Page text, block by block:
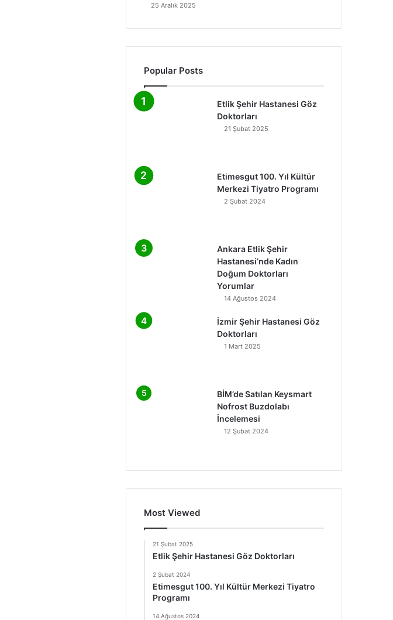
25 Aralık 2025
Popular Posts
Etlik Şehir Hastanesi Göz
Doktorları
21 Şubat 2025
Etimesgut 100. Yıl Kültür
Merkezi Tiyatro Programı
2 Şubat 2024
Ankara Etlik Şehir
Hastanesi’nde Kadın
Doğum Doktorları
Yorumlar
14 Ağustos 2024
İzmir Şehir Hastanesi Göz
Doktorları
1 Mart 2025
BİM’de Satılan Keysmart
Nofrost Buzdolabı
İncelemesi
12 Şubat 2024
Most Viewed
21 Şubat 2025
Etlik Şehir Hastanesi Göz Doktorları
2 Şubat 2024
Etimesgut 100. Yıl Kültür Merkezi Tiyatro
Programı
14 Ağustos 2024